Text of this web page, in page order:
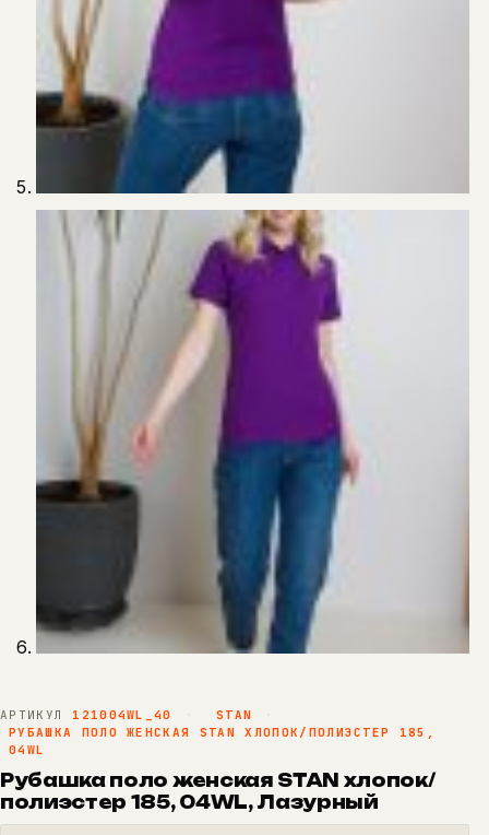
АРТИКУЛ 121004WL_40 · STAN
·
РУБАШКА ПОЛО ЖЕНСКАЯ STAN ХЛОПОК/ПОЛИЭСТЕР 185,
04WL
Рубашка поло женская STAN хлопок/
полиэстер 185, 04WL, Лазурный